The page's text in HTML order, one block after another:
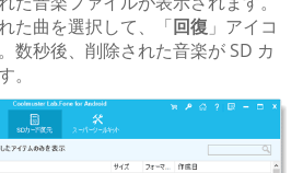
た曲を選択して、「回復 」アイコ
数秒後、削除された音楽が SD カ
。